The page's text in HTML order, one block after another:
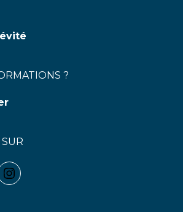
?
Clariane- Clariane
Instagram - Clariane